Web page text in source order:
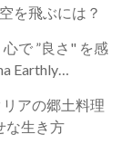
を飛ぶには？
で ”良さ" を感
Earthly
アの郷土料理
な生き方